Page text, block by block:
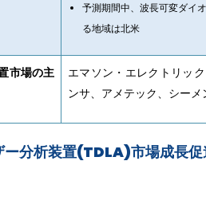
予測期間中、波長可変ダイ
る地域は北米
市場の主
エマソン・エレクトリッ
ンサ、アメテック、シー
ー分析装置(TDLA)市場成長促